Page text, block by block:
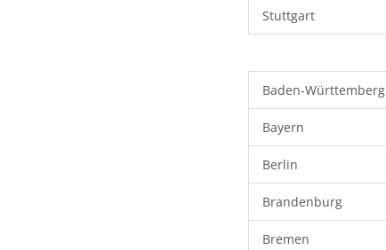
Stuttgart
Baden-Württemberg
Bayern
Berlin
Brandenburg
Bremen